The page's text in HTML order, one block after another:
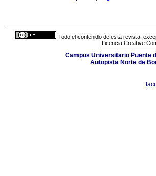
Todo el contenido de esta revista,
Licencia Creative
Campus Universitario Puente
Autopista Norte de